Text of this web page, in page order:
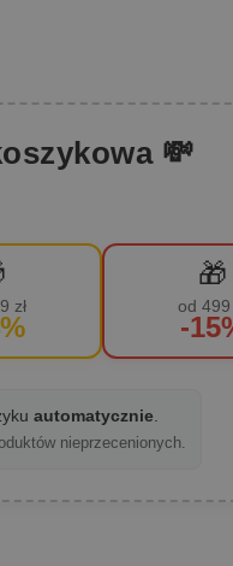
💸
zł
🎁
od 499
-
automatycznie
nieprzecenionych.